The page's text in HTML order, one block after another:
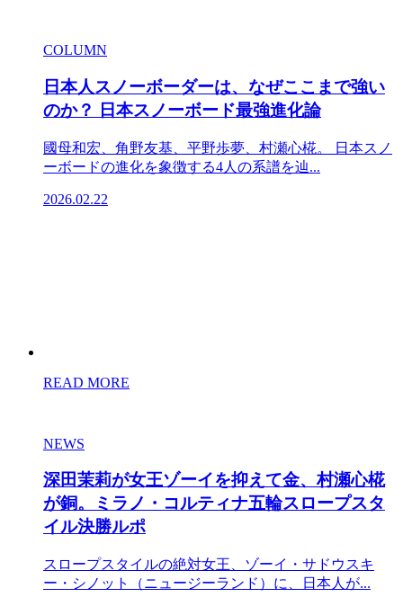
COLUMN
日本人スノーボーダーは、なぜここまで強い
のか？ 日本スノーボード最強進化論
國母和宏、角野友基、平野歩夢、村瀬心椛。 日本スノ
ーボードの進化を象徴する4人の系譜を辿...
2026.02.22
READ MORE
NEWS
深田茉莉が女王ゾーイを抑えて金、村瀬心椛
が銅。ミラノ・コルティナ五輪スロープスタ
イル決勝ルポ
スロープスタイルの絶対女王、ゾーイ・サドウスキ
ー・シノット（ニュージーランド）に、日本人が...